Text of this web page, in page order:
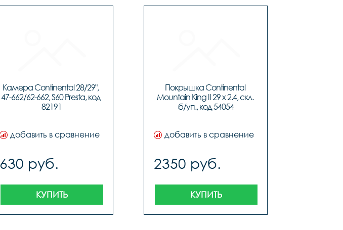
Камера Continental 28/29",
47-662/62-662, S60 Presta, код
82191
добавить в сравнение
630 руб.
КУПИТЬ
Покрышка Continental
Mountain King II 29 x 2.4, скл.
б/уп., код 54054
добавить в сравнение
2350 руб.
КУПИТЬ